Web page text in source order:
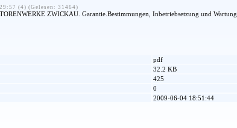
(4) (Gelesen: 31464)
ZWICKAU. Garantie.Bestimmungen, Inbetriebsetzung und Wartung.
pdf
32.2 KB
425
0
2009-06-04 18:51:44